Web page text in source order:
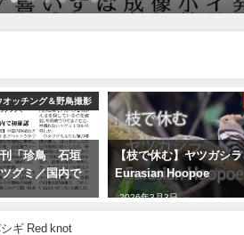
オッチング＆野鳥撮影
刊「珍鳥 石垣
グミ／国内で
【枝で休む】ヤツガシラ
Eurasian Hoopoe
2026年3月3日
ギ Red knot